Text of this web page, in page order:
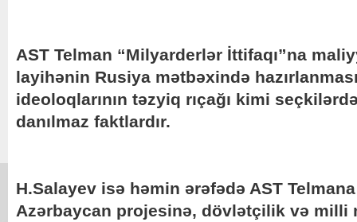
AST Telman “Milyarderlər İttifaqı”na
layihənin Rusiya mətbəxində
ideoloqlarının təzyiq rıçağı kimi
danılmaz faktlardır.
H.Salayev isə həmin ərəfədə AST
Azərbaycan projesinə, dövlətçilik və milli